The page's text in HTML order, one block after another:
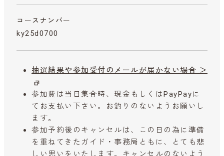
コースナンバー
ky25d0700
抽選結果や参加受付のメールが届かない場合 ＞
参加費は当日集合時、現金もしくはPayPayに
てお支払い下さい。お釣りのないようお願いし
ます。
参加予約後のキャンセルは、この日の為に準備
を重ねてきたガイド・事務局ともに、とても悲
しい思いをいたします。キャンセルのないよう